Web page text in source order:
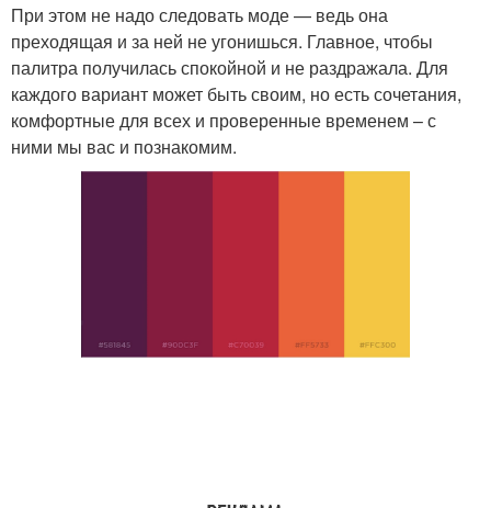
При этом не надо следовать моде — ведь она
преходящая и за ней не угонишься. Главное, чтобы
палитра получилась спокойной и не раздражала. Для
каждого вариант может быть своим, но есть сочетания,
комфортные для всех и проверенные временем – с
ними мы вас и познакомим.